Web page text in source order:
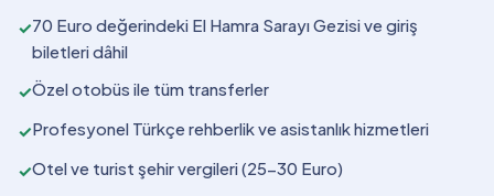
✓70 Euro değerindeki El Hamra Sarayı Gezisi ve giriş
biletleri dâhil
✓Özel otobüs ile tüm transferler
✓Profesyonel Türkçe rehberlik ve asistanlık hizmetleri
✓Otel ve turist şehir vergileri (25-30 Euro)